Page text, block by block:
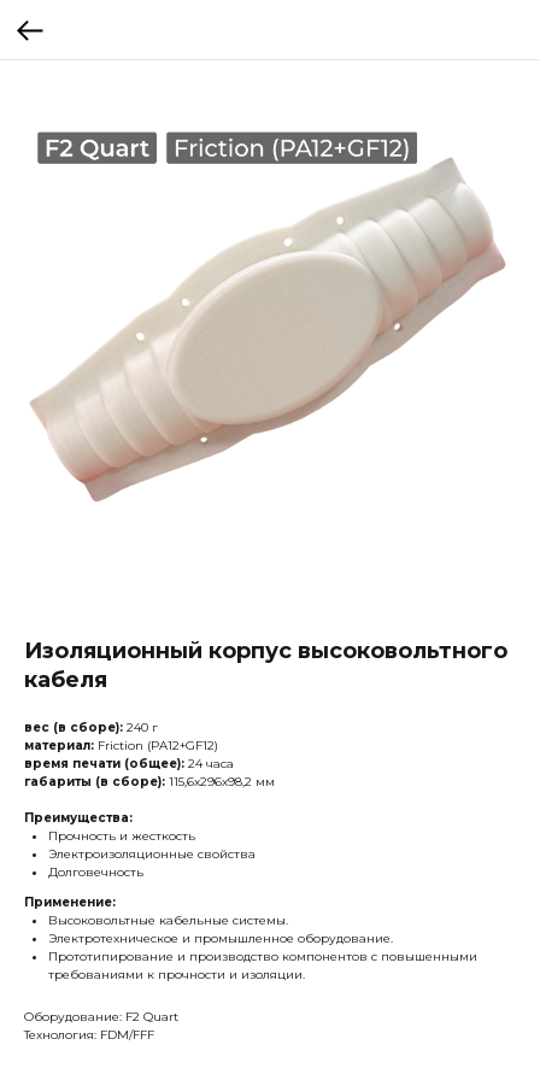
Изоляционный корпус высоковольтного
кабеля
вес (в сборе): 240 г
материал: Friction (PA12+GF12)
время печати (общее): 24 часа
габариты (в сборе): 115,6х296х98,2 мм
Преимущества:
Прочность и жесткость
Электроизоляционные свойства
Долговечность
Применение:
Высоковольтные кабельные системы.
Электротехническое и промышленное оборудование.
Прототипирование и производство компонентов с повышенными
требованиями к прочности и изоляции.
Оборудование: F2 Quart
Технология: FDM/FFF